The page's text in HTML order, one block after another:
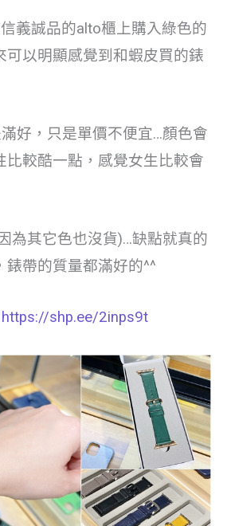
義誠品的alto櫃上購入綠色的
可以明顯感覺到和蝦皮買的錶
好，只是單價不便宜…顏色會
比較酷一點，感覺女生比較會
為其它色也沒貨)…缺點就真的
錶帶的質量都滿好的^^
https://shp.ee/2inps9t